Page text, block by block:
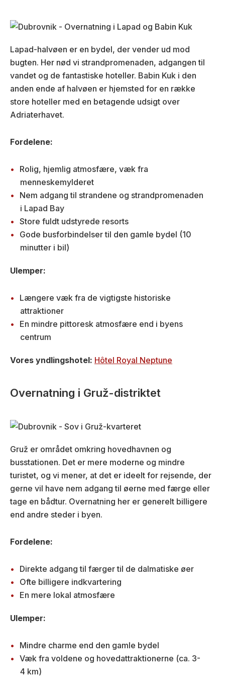
Lapad-halvøen er en bydel, der vender ud mod
bugten. Her nød vi strandpromenaden, adgangen til
vandet og de fantastiske hoteller. Babin Kuk i den
anden ende af halvøen er hjemsted for en række
store hoteller med en betagende udsigt over
Adriaterhavet.
Fordelene:
Rolig, hjemlig atmosfære, væk fra
menneskemylderet
Nem adgang til strandene og strandpromenaden
i Lapad Bay
Store fuldt udstyrede resorts
Gode busforbindelser til den gamle bydel (10
minutter i bil)
Ulemper:
Længere væk fra de vigtigste historiske
attraktioner
En mindre pittoresk atmosfære end i byens
centrum
Vores yndlingshotel: Hôtel Royal Neptune
Overnatning i Gruž-distriktet
Gruž er området omkring hovedhavnen og
busstationen. Det er mere moderne og mindre
turistet, og vi mener, at det er ideelt for rejsende, der
gerne vil have nem adgang til øerne med færge eller
tage en bådtur. Overnatning her er generelt billigere
end andre steder i byen.
Fordelene:
Direkte adgang til færger til de dalmatiske øer
Ofte billigere indkvartering
En mere lokal atmosfære
Ulemper:
Mindre charme end den gamle bydel
Væk fra voldene og hovedattraktionerne (ca. 3-
4 km)